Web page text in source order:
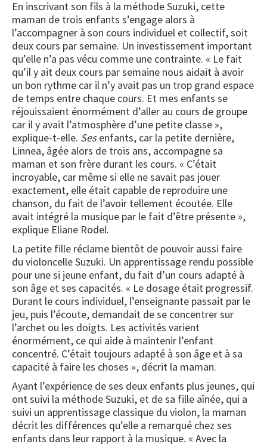
En inscrivant son fils à la méthode Suzuki, cette
maman de trois enfants s’engage alors à
l’accompagner à son cours individuel et collectif, soit
deux cours par semaine. Un investissement important
qu’elle n’a pas vécu comme une contrainte. « Le fait
qu’il y ait deux cours par semaine nous aidait à avoir
un bon rythme car il n’y avait pas un trop grand espace
de temps entre chaque cours. Et mes enfants se
réjouissaient énormément d’aller au cours de groupe
car il y avait l’atmosphère d’une petite classe »,
explique-t-elle. Sesenfants, car la petite dernière,
Linnea, âgée alors de trois ans, accompagne sa
maman et son frère durant les cours. « C’était
incroyable, car même si elle ne savait pas jouer
exactement, elle était capable de reproduire une
chanson, du fait de l’avoir tellement écoutée. Elle
avait intégré la musique par le fait d’être présente »,
explique Eliane Rodel.
La petite fille réclame bientôt de pouvoir aussi faire
du violoncelle Suzuki. Un apprentissage rendu possible
pour une si jeune enfant, du fait d’un cours adapté à
son âge et ses capacités. « Le dosage était progressif.
Durant le cours individuel, l’enseignante passait par le
jeu, puis l’écoute, demandait de se concentrer sur
l’archet ou les doigts. Les activités varient
énormément, ce qui aide à maintenir l’enfant
concentré. C’était toujours adapté à son âge et à sa
capacité à faire les choses », décrit la maman.
Ayant l’expérience de ses deux enfants plus jeunes, qui
ont suivi la méthode Suzuki, et de sa fille aînée, qui a
suivi un apprentissage classique du violon, la maman
décrit les différences qu’elle a remarqué chez ses
enfants dans leur rapport à la musique. « Avec la